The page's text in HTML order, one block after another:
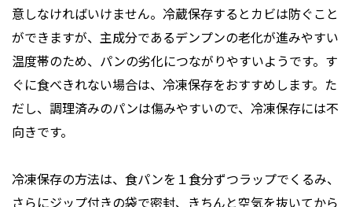
意しなければいけません。冷蔵保存するとカビは防ぐこと
ができますが、主成分であるデンプンの老化が進みやすい
温度帯のため、パンの劣化につながりやすいようです。す
ぐに食べきれない場合は、冷凍保存をおすすめします。た
だし、調理済みのパンは傷みやすいので、冷凍保存には不
向きです。
冷凍保存の方法は、食パンを１食分ずつラップでくるみ、
さらにジップ付きの袋で密封、きちんと空気を抜いてから